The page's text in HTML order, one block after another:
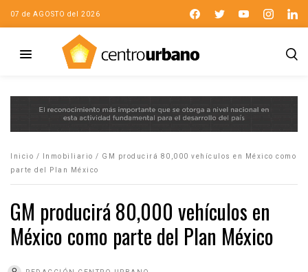
07 de AGOSTO del 2026
Inicio / Inmobiliario / GM producirá 80,000 vehículos en México como
parte del Plan México
GM producirá 80,000 vehículos en
México como parte del Plan México